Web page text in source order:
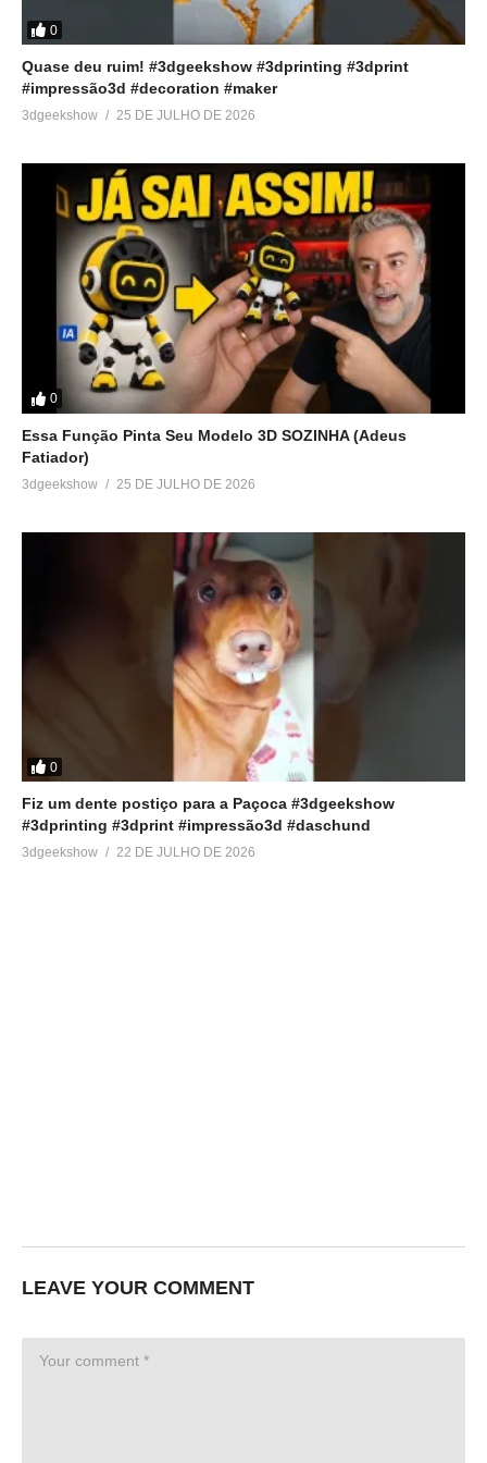
0
Quase deu ruim! #3dgeekshow #3dprinting #3dprint
#impressão3d #decoration #maker
3dgeekshow 25 DE JULHO DE 2026
0
Essa Função Pinta Seu Modelo 3D SOZINHA (Adeus
Fatiador)
3dgeekshow 25 DE JULHO DE 2026
0
Fiz um dente postiço para a Paçoca #3dgeekshow
#3dprinting #3dprint #impressão3d #daschund
3dgeekshow 22 DE JULHO DE 2026
LEAVE YOUR COMMENT